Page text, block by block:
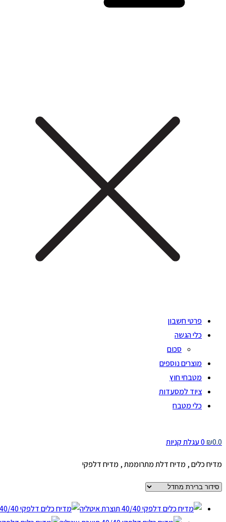
פרטי חשבון
כלי הגשה
סכום
מוצרים נוספים
מטבחי חוץ
ציוד למסעדות
כלי מטבח
₪0.0
0 עגלת קניות
מדיח כלים , מדיח דלת מתרוממת , מדיח דלפקי